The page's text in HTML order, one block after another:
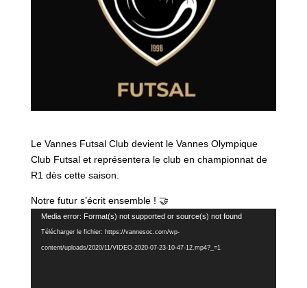
Le Vannes Futsal Club devient le Vannes Olympique
Club Futsal et représentera le club en championnat de
R1 dès cette saison.
Notre futur s’écrit ensemble ! 🤝
Lecteur
vidéo
Media error: Format(s) not supported or source(s) not found
Télécharger le fichier: https://vannesoc.com/wp-
content/uploads/2020/11/VIDEO-2020-07-23-10-47-12.mp4?_=1